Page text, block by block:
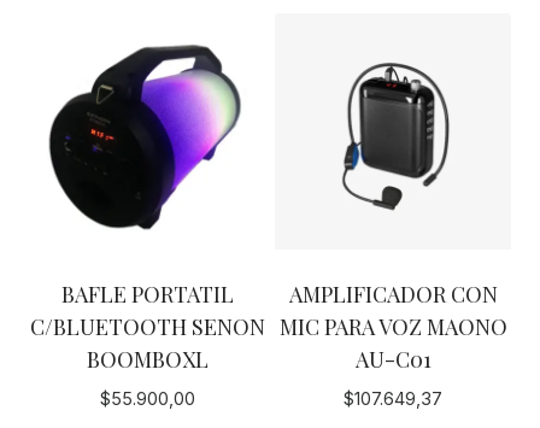
BAFLE PORTATIL
C/BLUETOOTH SENON
BOOMBOXL
$55.900,00
AMPLIFICADOR CON
MIC PARA VOZ MAONO
AU-C01
$107.649,37